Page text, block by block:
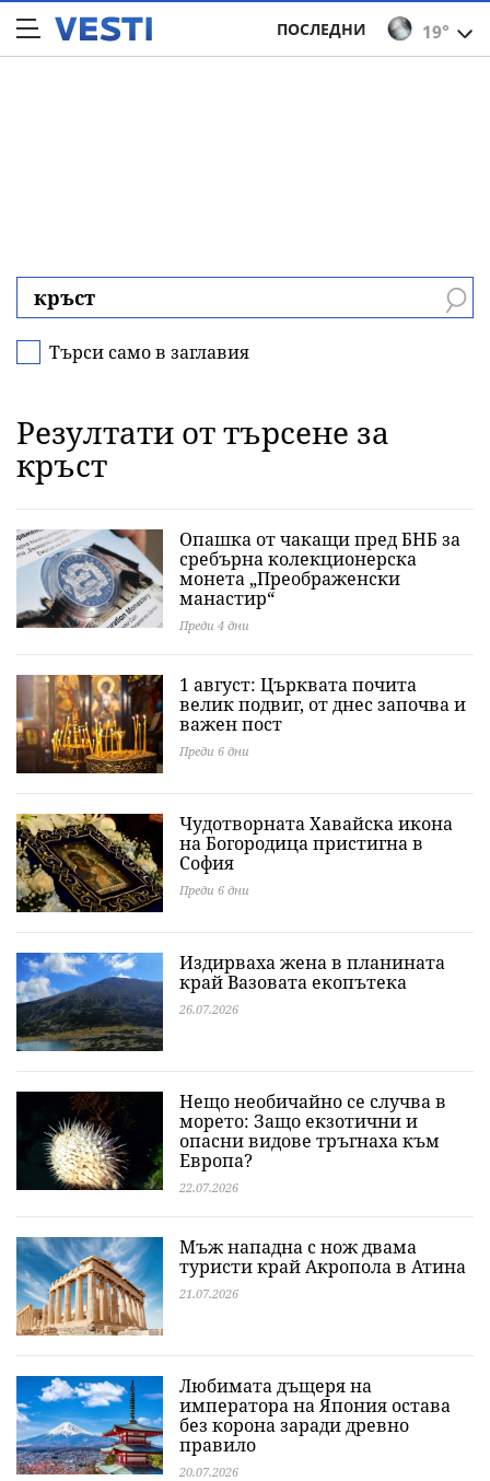
19°
ПОСЛЕДНИ
Търси само в заглавия
Резултати от търсене за
кръст
Опашка от чакащи пред БНБ за
сребърна колекционерска
монета „Преображенски
манастир“
Преди 4 дни
1 август: Църквата почита
велик подвиг, от днес започва и
важен пост
Преди 6 дни
Чудотворната Хавайска икона
на Богородица пристигна в
София
Преди 6 дни
Издирваха жена в планината
край Вазовата екопътека
26.07.2026
Нещо необичайно се случва в
морето: Защо екзотични и
опасни видове тръгнаха към
Европа?
22.07.2026
Мъж нападна с нож двама
туристи край Акропола в Атина
21.07.2026
Любимата дъщеря на
императора на Япония остава
без корона заради древно
правило
20.07.2026